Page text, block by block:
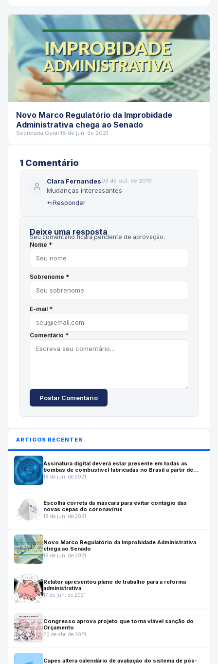
Novo Marco Regulatório da Improbidade
Administrativa chega ao Senado
Secretaria Geral·18 de jun. de 2021
1 Comentário
Clara Fernandes03 de out. de 2019
Mudanças interessantes
Responder
Deixe uma resposta
Seu comentário ficará pendente de aprovação.
Nome *
Sobrenome *
E-mail *
Comentário *
Postar Comentário
ARTIGOS RECENTES
Assinatura digital deverá estar presente em todas as
bombas de combustível fabricadas no Brasil a partir de
julho de 2022
18 de jun. de 2021
Escolha correta da máscara para evitar contágio das
novas cepas do coronavírus
18 de jun. de 2021
Novo Marco Regulatório da Improbidade Administrativa
chega ao Senado
18 de jun. de 2021
Relator apresentou plano de trabalho para a reforma
administrativa
17 de jun. de 2021
Congresso aprova projeto que torna viável sanção do
Orçamento
20 de abr. de 2021
Capes altera calendário de avaliação do sistema de pós-